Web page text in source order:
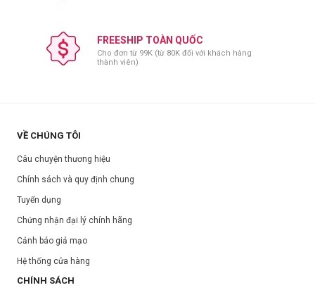
FREESHIP TOÀN QUỐC
Cho đơn từ 99K (từ 80K đối với khách hàng
thành viên)
VỀ CHÚNG TÔI
Câu chuyện thương hiệu
Chính sách và quy định chung
Tuyển dụng
Chứng nhận đại lý chính hãng
Cảnh báo giả mạo
Hệ thống cửa hàng
CHÍNH SÁCH